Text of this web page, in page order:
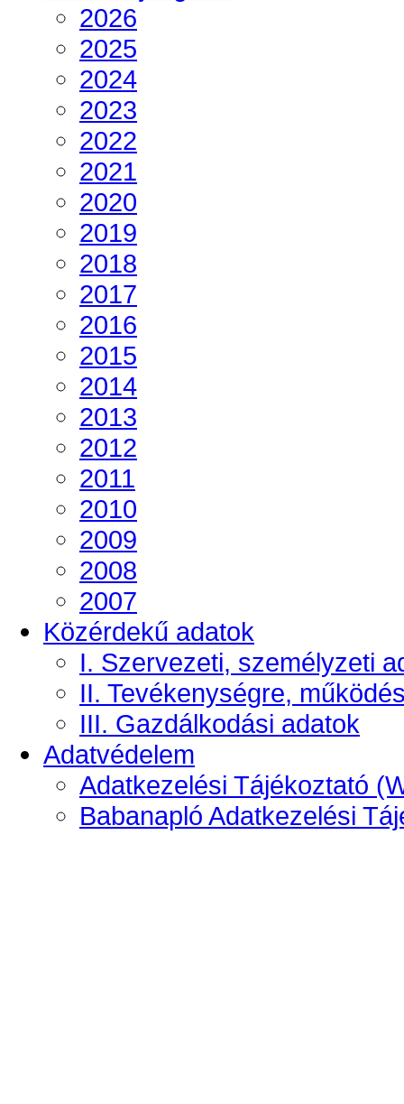
2026
2025
2024
2023
2022
2021
2020
2019
2018
2017
2016
2015
2014
2013
2012
2011
2010
2009
2008
2007
Közérdekű adatok
I. Szervezeti, személyzeti
II. Tevékenységre,
III. Gazdálkodási adatok
Adatvédelem
Adatkezelési Tájékoztató
Babanapló Adatkezelési